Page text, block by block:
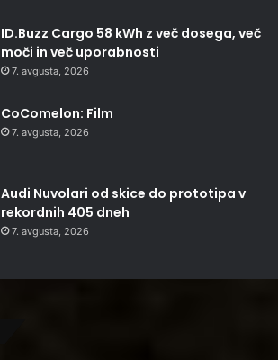
ID.Buzz Cargo 58 kWh z več dosega, več
moči in več uporabnosti
7. avgusta, 2026
CoComelon: Film
7. avgusta, 2026
Audi Nuvolari od skice do prototipa v
rekordnih 405 dneh
7. avgusta, 2026